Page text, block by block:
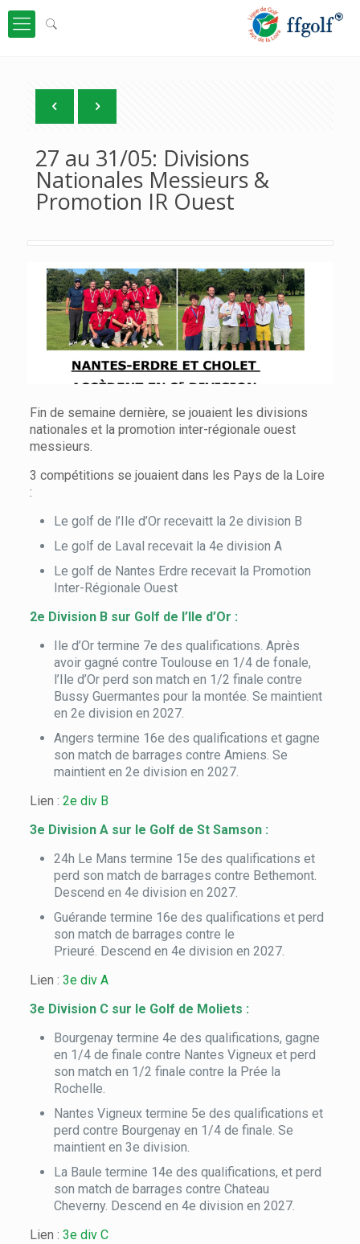
27 au 31/05: Divisions
Nationales Messieurs &
Promotion IR Ouest
Fin de semaine dernière, se jouaient les divisions
nationales et la promotion inter-régionale ouest
messieurs.
3 compétitions se jouaient dans les Pays de la Loire
:
Le golf de l’Ile d’Or recevaitt la 2e division B
Le golf de Laval recevait la 4e division A
Le golf de Nantes Erdre recevait la Promotion
Inter-Régionale Ouest
2e Division B sur Golf de l’Ile d’Or :
Ile d’Or termine 7e des qualifications. Après
avoir gagné contre Toulouse en 1/4 de fonale,
l’Ile d’Or perd son match en 1/2 finale contre
Bussy Guermantes pour la montée. Se maintient
en 2e division en 2027.
Angers termine 16e des qualifications et gagne
son match de barrages contre Amiens. Se
maintient en 2e division en 2027.
Lien :2e div B
3e Division A sur le Golf de St Samson :
24h Le Mans termine 15e des qualifications et
perd son match de barrages contre Bethemont.
Descend en 4e division en 2027.
Guérande termine 16e des qualifications et perd
son match de barrages contre le
Prieuré. Descend en 4e division en 2027.
Lien :3e div A
3e Division C sur le Golf de Moliets :
Bourgenay termine 4e des qualifications, gagne
en 1/4 de finale contre Nantes Vigneux et perd
son match en 1/2 finale contre la Prée la
Rochelle.
Nantes Vigneux termine 5e des qualifications et
perd contre Bourgenay en 1/4 de finale. Se
maintient en 3e division.
La Baule termine 14e des qualifications, et perd
son match de barrages contre Chateau
Cheverny. Descend en 4e division en 2027.
Lien :3e div C